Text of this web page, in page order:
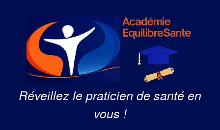
Réveillez le praticien de santé en
vous !